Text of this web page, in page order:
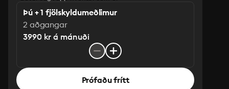
Þú + 1 fjölskyldumeðlimur
2 aðgangar
3990 kr á mánuði
Prófaðu frítt